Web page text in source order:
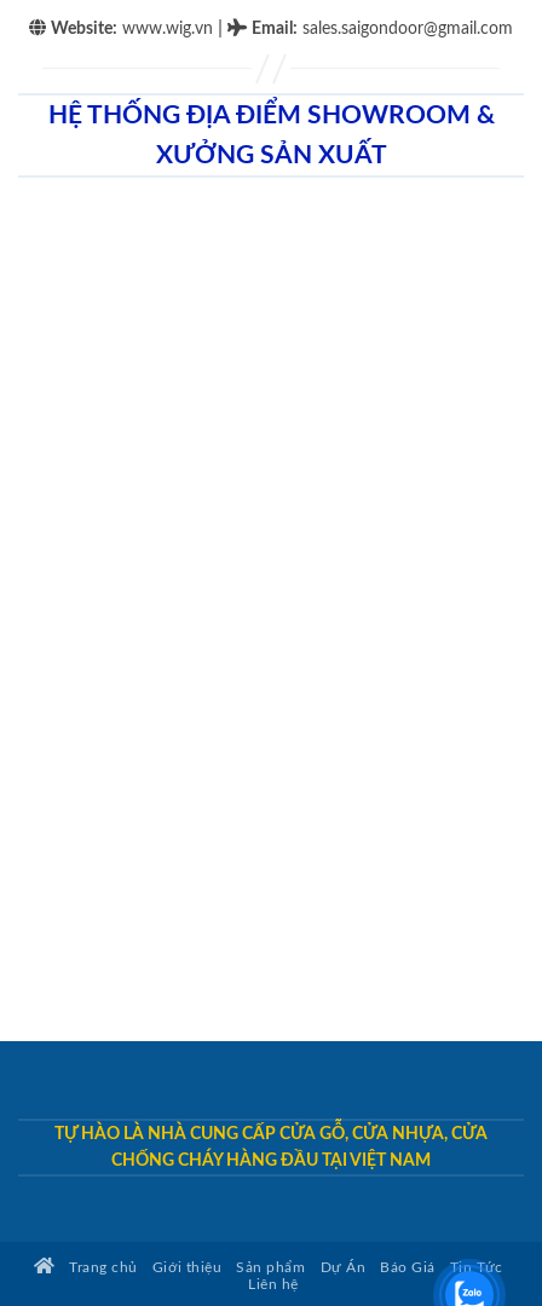
Website: www.wig.vn Email : sales.saigondoor@gmail.com
HỆ THỐNG ĐỊA ĐIỂM SHOWROOM &
XƯỞNG SẢN XUẤT
TỰ HÀO LÀ NHÀ CUNG CẤP CỬA GỖ, CỬA NHỰA, CỬA
CHỐNG CHÁY HÀNG ĐẦU TẠI VIỆT NAM
Trang chủ Giới thiệu Sản phẩm Dự Án Báo Giá
Tin Tức
Liên hệ